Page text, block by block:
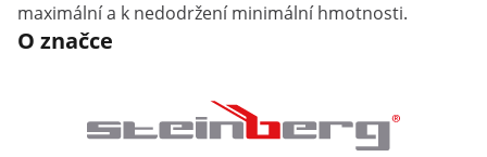
maximální a k nedodržení minimální hmotnosti.
O značce